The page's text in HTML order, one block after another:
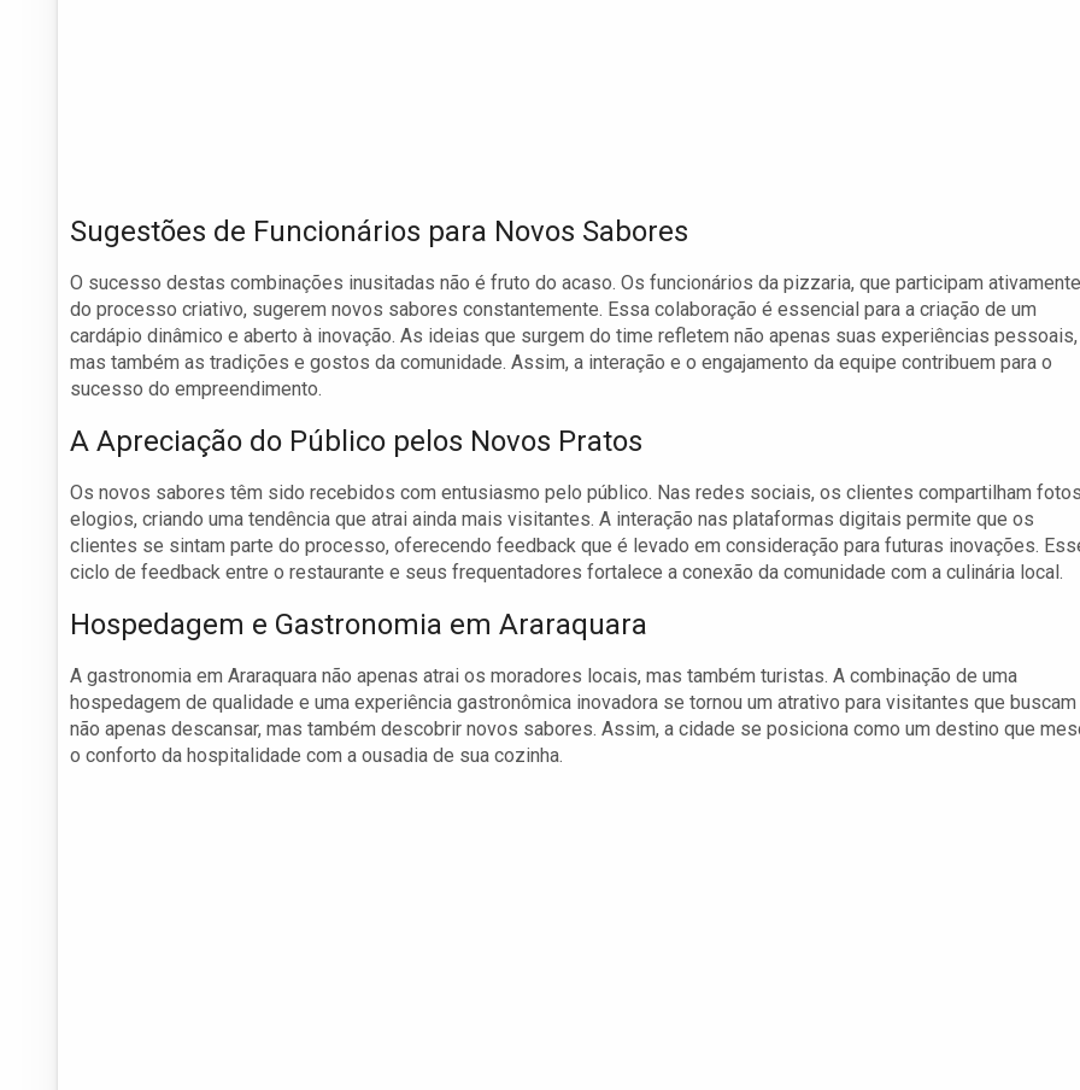
Sugestões de Funcionários para Novos Sabores
O sucesso destas combinações inusitadas não é fruto do acaso. Os funcionários da pizzaria, que participam ativamente
do processo criativo, sugerem novos sabores constantemente. Essa colaboração é essencial para a criação de um
cardápio dinâmico e aberto à inovação. As ideias que surgem do time refletem não apenas suas experiências pessoais,
mas também as tradições e gostos da comunidade. Assim, a interação e o engajamento da equipe contribuem para o
sucesso do empreendimento.
A Apreciação do Público pelos Novos Pratos
Os novos sabores têm sido recebidos com entusiasmo pelo público. Nas redes sociais, os clientes compartilham
elogios, criando uma tendência que atrai ainda mais visitantes. A interação nas plataformas digitais permite que os
clientes se sintam parte do processo, oferecendo feedback que é levado em consideração para futuras inovações.
ciclo de feedback entre o restaurante e seus frequentadores fortalece a conexão da comunidade com a culinária local.
Hospedagem e Gastronomia em Araraquara
A gastronomia em Araraquara não apenas atrai os moradores locais, mas também turistas. A combinação de uma
hospedagem de qualidade e uma experiência gastronômica inovadora se tornou um atrativo para visitantes que buscam
não apenas descansar, mas também descobrir novos sabores. Assim, a cidade se posiciona como um destino que
o conforto da hospitalidade com a ousadia de sua cozinha.